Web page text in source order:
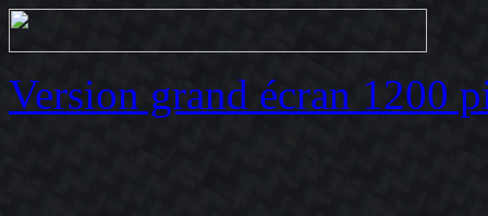
Version grand écran 1200